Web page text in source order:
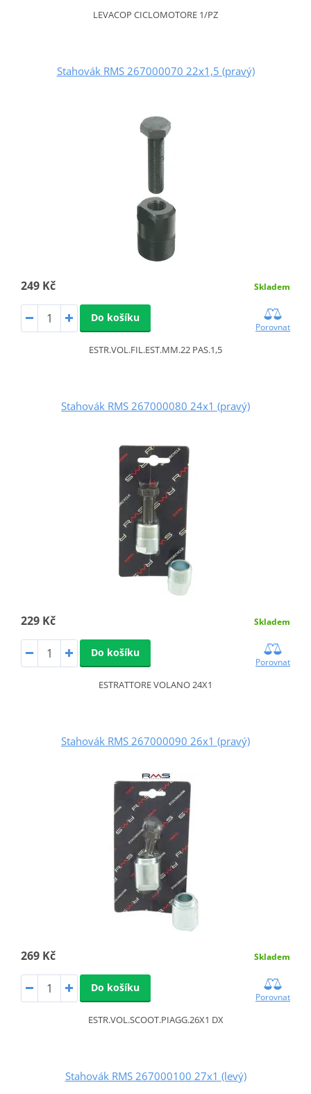
LEVACOP CICLOMOTORE 1/PZ
Stahovák RMS 267000070 22x1,5 (pravý)
249 Kč Skladem
Do košíku
Porovnat
ESTR.VOL.FIL.EST.MM.22 PAS.1,5
Stahovák RMS 267000080 24x1 (pravý)
229 Kč Skladem
Do košíku
Porovnat
ESTRATTORE VOLANO 24X1
Stahovák RMS 267000090 26x1 (pravý)
269 Kč Skladem
Do košíku
Porovnat
ESTR.VOL.SCOOT.PIAGG.26X1 DX
Stahovák RMS 267000100 27x1 (levý)